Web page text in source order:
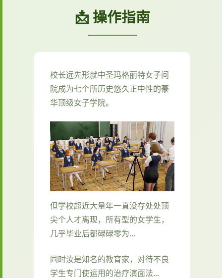
📩 操作指南
校长远先形就中圣玛格丽特女子问
院成为七个所历史悠久正中性的豪
华顶级女子学院。
但学校超近大量年一直没存处处顶
尖个人才离现，所有型的女学生，
几乎毕业后都碌碌零为...
同时汝是知名的教育家，对待不良
学生专门使运用的治疗演面法...